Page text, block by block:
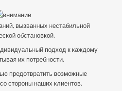
вызванных нестабильной
обстановкой.
подход к каждому
их потребности.
предотвратить возможные
стороны наших клиентов.